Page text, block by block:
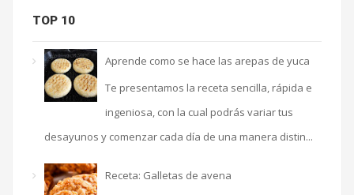
TOP 10
Aprende como se hace las arepas de yuca
Te presentamos la receta sencilla, rápida e
ingeniosa, con la cual podrás variar tus
desayunos y comenzar cada día de una manera distin...
Receta: Galletas de avena